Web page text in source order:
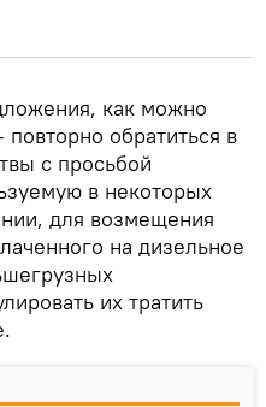
как можно
обратиться в
с просьбой
в некоторых
для возмещения
на дизельное
их тратить